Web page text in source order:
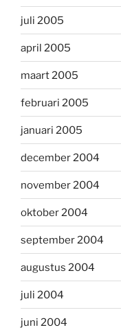
juli 2005
april 2005
maart 2005
februari 2005
januari 2005
december 2004
november 2004
oktober 2004
september 2004
augustus 2004
juli 2004
juni 2004